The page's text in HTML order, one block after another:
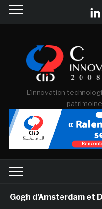
L'innovation
d’Amsterdam et